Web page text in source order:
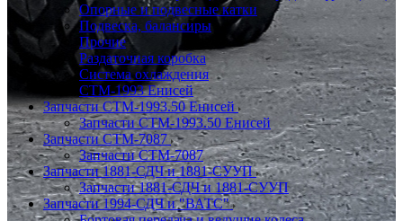
Опорные и подвесные катки
Подвеска, балансиры
Прочие
Раздаточная коробка
Система охлаждения
СТМ-1993 Енисей
Запчасти СТМ-1993.50 Енисей
Запчасти СТМ-1993.50 Енисей
Запчасти СТМ-7087
Запчасти СТМ-7087
Запчасти 1881-СДЧ и 1881-СУУП
Запчасти 1881-СДЧ и 1881-СУУП
Запчасти 1994-СДЧ и "ВАТС"